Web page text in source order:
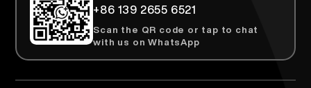
+86 139 2655 6521
Scan the QR code or tap to chat
with us on WhatsApp